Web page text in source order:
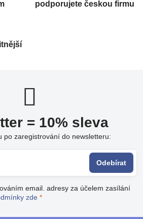
podporujete českou firmu
= 10% sleva
po zaregistrování do newsletteru:
Odebírat
email. adresy za účelem zasílání
zde *